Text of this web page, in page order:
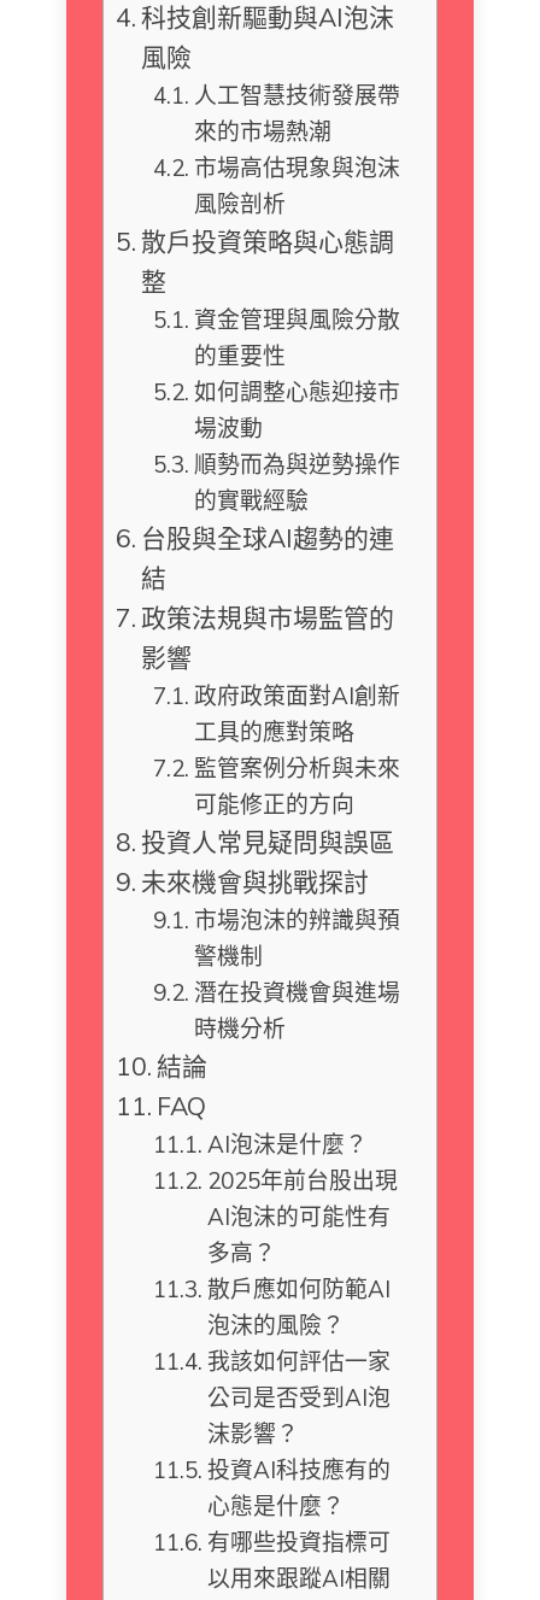
科技創新驅動與AI泡沫
風險
人工智慧技術發展帶
來的市場熱潮
市場高估現象與泡沫
風險剖析
散戶投資策略與心態調
整
資金管理與風險分散
的重要性
如何調整心態迎接市
場波動
順勢而為與逆勢操作
的實戰經驗
台股與全球AI趨勢的連
結
政策法規與市場監管的
影響
政府政策面對AI創新
工具的應對策略
監管案例分析與未來
可能修正的方向
投資人常見疑問與誤區
未來機會與挑戰探討
市場泡沫的辨識與預
警機制
潛在投資機會與進場
時機分析
結論
FAQ
AI泡沫是什麼？
2025年前台股出現
AI泡沫的可能性有
多高？
散戶應如何防範AI
泡沫的風險？
我該如何評估一家
公司是否受到AI泡
沫影響？
投資AI科技應有的
心態是什麼？
有哪些投資指標可
以用來跟蹤AI相關